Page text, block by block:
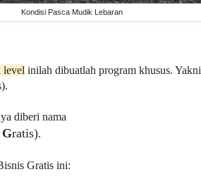
Kondisi Pasca Mudik Lebaran
level inilah dibuatlah program khusus. Yakni
diberi nama
Gratis).
Gratis ini: